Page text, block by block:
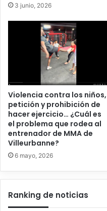
3 junio, 2026
Violencia contra los niños,
petición y prohibición de
hacer ejercicio… ¿Cuál es
el problema que rodea al
entrenador de MMA de
Villeurbanne?
6 mayo, 2026
Ranking de noticias